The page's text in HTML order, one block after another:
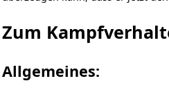
Zum
Allgemeines: